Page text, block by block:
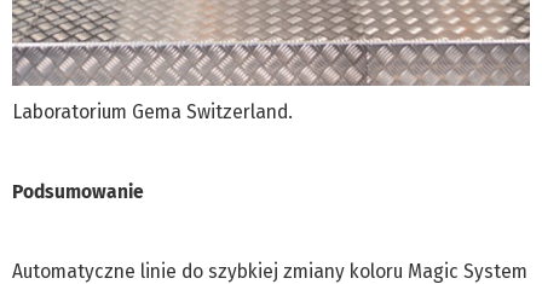
Laboratorium Gema Switzerland.
Podsumowanie
Automatyczne linie do szybkiej zmiany koloru Magic System